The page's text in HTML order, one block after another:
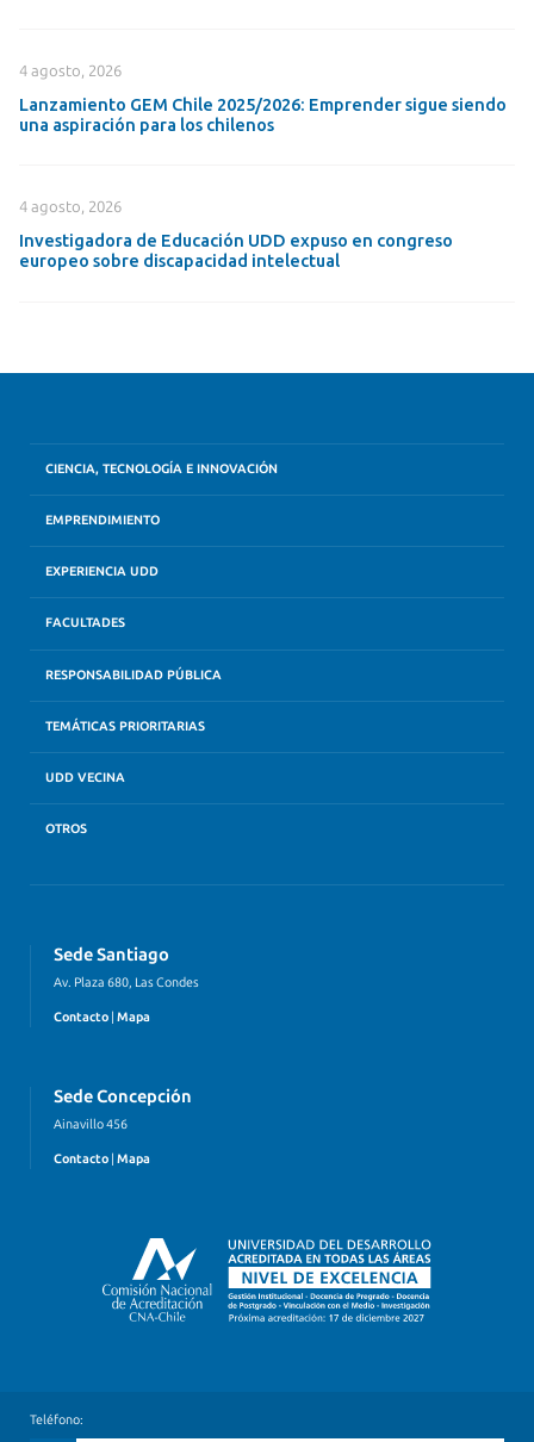
4 agosto, 2026
Lanzamiento GEM Chile 2025/2026: Emprender sigue siendo
una aspiración para los chilenos
4 agosto, 2026
Investigadora de Educación UDD expuso en congreso
europeo sobre discapacidad intelectual
CIENCIA, TECNOLOGÍA E INNOVACIÓN
EMPRENDIMIENTO
EXPERIENCIA UDD
FACULTADES
RESPONSABILIDAD PÚBLICA
TEMÁTICAS PRIORITARIAS
UDD VECINA
OTROS
Sede Santiago
Av. Plaza 680, Las Condes
Contacto Mapa
Sede Concepción
Ainavillo 456
Contacto | Mapa
Teléfono: